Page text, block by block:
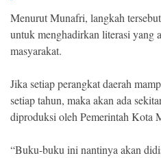
Menurut Munafri, langkah
untuk menghadirkan literasi yang
masyarakat.
Jika setiap perangkat daerah
setiap tahun, maka akan ada
diproduksi oleh Pemerintah Kota
“Buku-buku ini nantinya akan